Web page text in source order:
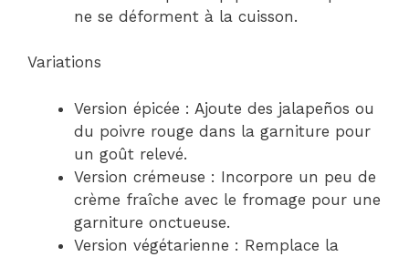
ne se déforment à la cuisson.
Variations
Version épicée : Ajoute des jalapeños ou
du poivre rouge dans la garniture pour
un goût relevé.
Version crémeuse : Incorpore un peu de
crème fraîche avec le fromage pour une
garniture onctueuse.
Version végétarienne : Remplace la